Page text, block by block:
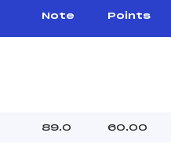
Note Points
89.0 60.00